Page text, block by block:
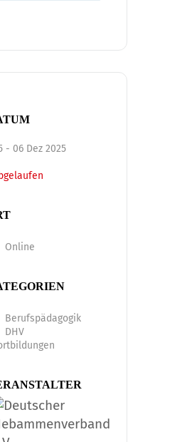
- 06 Dez 2025
Online
Berufspädagogik
DHV